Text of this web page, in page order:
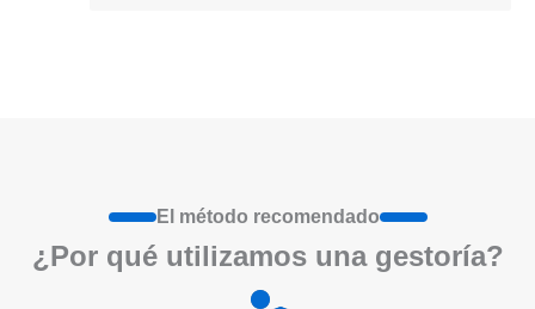
El método recomendado
¿Por qué utilizamos una gestoría?